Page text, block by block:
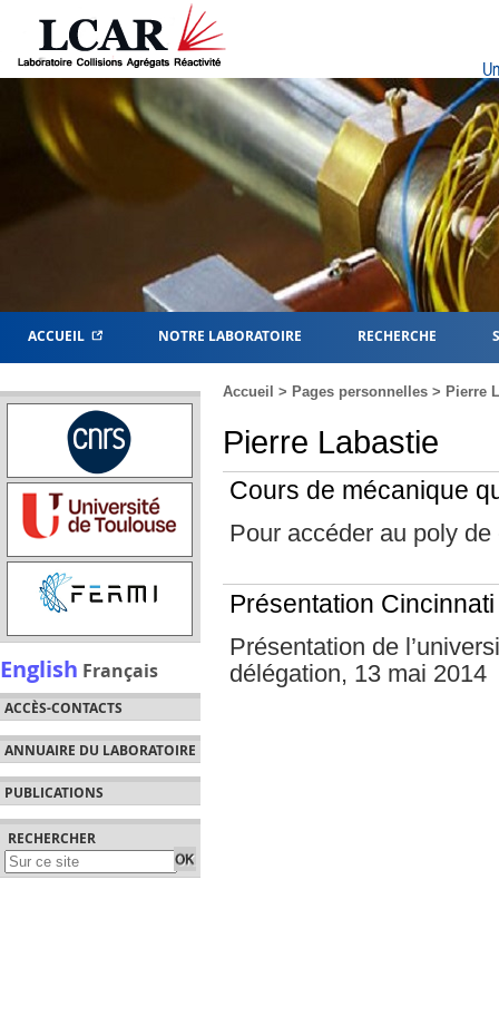
ACCUEIL NOTRE LABORATOIRE RECHERCHE
English Français
ACCÈS-CONTACTS
ANNUAIRE DU LABORATOIRE
PUBLICATIONS
RECHERCHER
Accueil > Pages personnelles > Pierre
Pierre Labastie
Cours de mécanique
Pour accéder au poly de
Présentation Cincinnati
Présentation de
délégation, 13 mai 2014